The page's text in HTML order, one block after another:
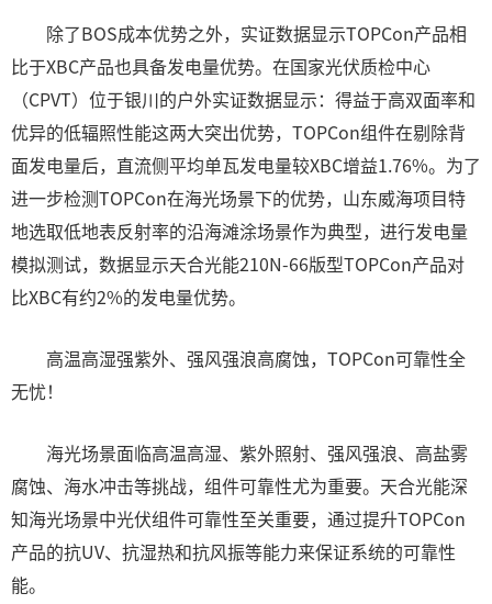
除了BOS成本优势之外，实证数据显示TOPCon产品相
比于XBC产品也具备发电量优势。在国家光伏质检中心
（CPVT）位于银川的户外实证数据显示：得益于高双面率和
优异的低辐照性能这两大突出优势，TOPCon组件在剔除背
面发电量后，直流侧平均单瓦发电量较XBC增益1.76%。为了
进一步检测TOPCon在海光场景下的优势，山东威海项目特
地选取低地表反射率的沿海滩涂场景作为典型，进行发电量
模拟测试，数据显示天合光能210N-66版型TOPCon产品对
比XBC有约2%的发电量优势。
高温高湿强紫外、强风强浪高腐蚀，TOPCon可靠性全
无忧！
海光场景面临高温高湿、紫外照射、强风强浪、高盐雾
腐蚀、海水冲击等挑战，组件可靠性尤为重要。天合光能深
知海光场景中光伏组件可靠性至关重要，通过提升TOPCon
产品的抗UV、抗湿热和抗风振等能力来保证系统的可靠性
能。